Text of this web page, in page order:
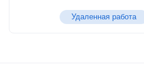
Удаленная работа